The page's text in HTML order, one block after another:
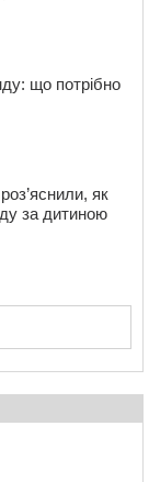
що потрібно
як
за дитиною